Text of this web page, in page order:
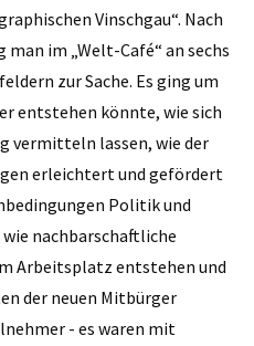
Vinschgau“. Nach
im „Welt-Café“ an sechs
zur Sache. Es ging um
entstehen könnte, wie sich
vermitteln lassen, wie der
erleichtert und gefördert
Politik und
nachbarschaftliche
Arbeitsplatz entstehen und
der neuen Mitbürger
- es waren mit